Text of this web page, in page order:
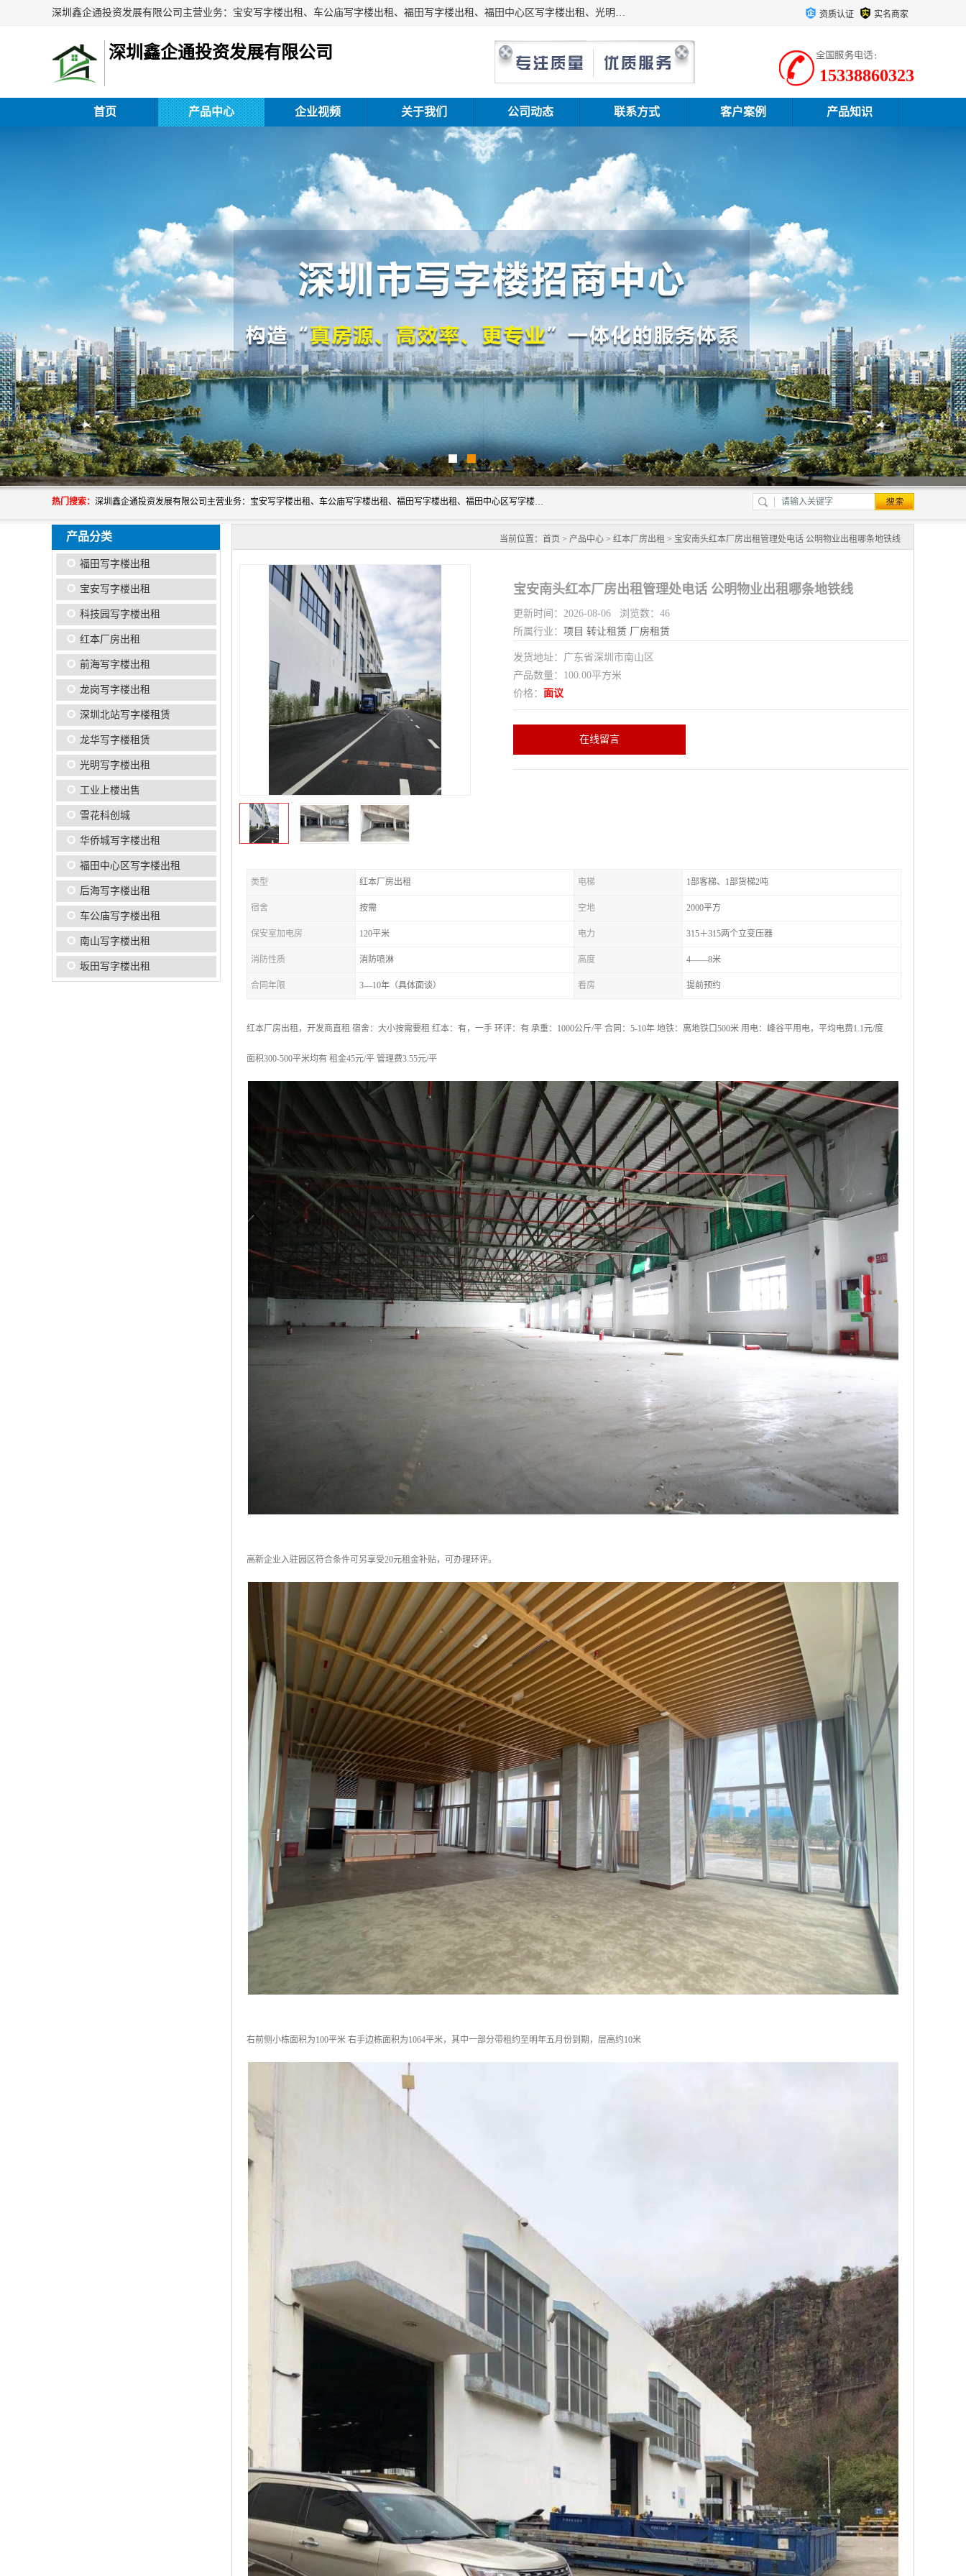
深圳鑫企通投资发展有限公司主营业务：宝安写字楼出租、车公庙写字楼出租、福田写字楼出租、福田中心区写字楼出租、光明写字楼出租、后海写字楼出租、科技园写字楼出租、南山写字楼出租等。公司专注为写字楼提供整体解决方案的化服务，依托于长期的写字楼线下运营经验和积累，以及丰富的互联网从业经验，拥有完善的服务架构体系、丰富的行业经验、与充分的销售资源。 资质认证 实名商家
深圳鑫企通投资发展有限公司
15338860323
首页 产品中心 企业视频 关于我们 公司动态 联系方式 客户案例 产品知识
热门搜索： 深圳鑫企通投资发展有限公司主营业务：宝安写字楼出租、车公庙写字楼出租、福田写字楼出租、福田中心区写字楼出租、光明写字楼出租、后海写字楼出租、科技园写字楼出租、南山写字楼出租等。公司专注为写字楼提供整体解决方案的化服务，依托于长期的写字楼线下运营经验和积累，以及丰富的互联网从业经验，拥有完善的服务架构体系、丰富的行业经验、与充分的销售资源。
产品分类
福田写字楼出租
宝安写字楼出租
科技园写字楼出租
红本厂房出租
前海写字楼出租
龙岗写字楼出租
深圳北站写字楼租赁
龙华写字楼租赁
光明写字楼出租
工业上楼出售
雪花科创城
华侨城写字楼出租
福田中心区写字楼出租
后海写字楼出租
车公庙写字楼出租
南山写字楼出租
坂田写字楼出租
当前位置： 首页 > 产品中心 > 红本厂房出租 > 宝安南头红本厂房出租管理处电话 公明物业出租哪条地铁线
宝安南头红本厂房出租管理处电话 公明物业出租哪条地铁线
更新时间：2026-08-06 浏览数：46
所属行业： 项目 转让租赁 厂房租赁
发货地址：广东省深圳市南山区
产品数量：100.00平方米
价格： 面议
在线留言
类型 红本厂房出租 电梯 1部客梯、1部货梯2吨
宿舍 按需 空地 2000平方
保安室加电房 120平米 电力 315＋315两个立变压器
消防性质 消防喷淋 高度 4——8米
合同年限 3—10年（具体面谈） 看房 提前预约
红本厂房出租，开发商直租 宿舍：大小按需要租 红本：有，一手 环评：有 承重：1000公斤/平 合同：5-10年 地铁：离地铁口500米 用电：峰谷平用电，平均电费1.1元/度
面积300-500平米均有 租金45元/平 管理费3.55元/平
高新企业入驻园区符合条件可另享受20元租金补贴，可办理环评。
右前侧小栋面积为100平米 右手边栋面积为1064平米，其中一部分带租约至明年五月份到期，层高约10米